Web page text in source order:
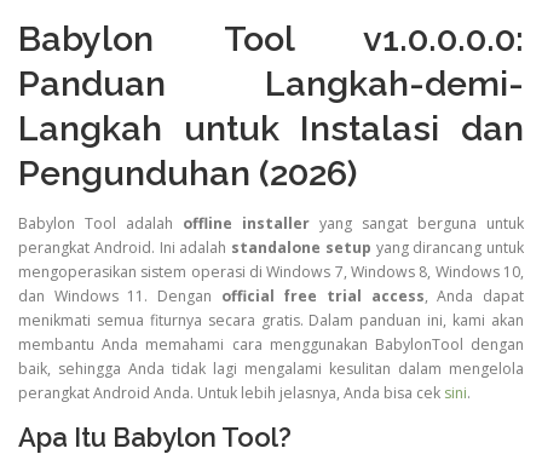
Babylon Tool v1.0.0.0.0:
Panduan Langkah-demi-
Langkah untuk Instalasi dan
Pengunduhan (2026)
Babylon Tool adalah offline installer yang sangat berguna untuk
perangkat Android. Ini adalah standalone setup yang dirancang untuk
mengoperasikan sistem operasi di Windows 7, Windows 8, Windows 10,
dan Windows 11. Dengan official free trial access, Anda dapat
menikmati semua fiturnya secara gratis. Dalam panduan ini, kami akan
membantu Anda memahami cara menggunakan BabylonTool dengan
baik, sehingga Anda tidak lagi mengalami kesulitan dalam mengelola
perangkat Android Anda. Untuk lebih jelasnya, Anda bisa cek sini.
Apa Itu Babylon Tool?